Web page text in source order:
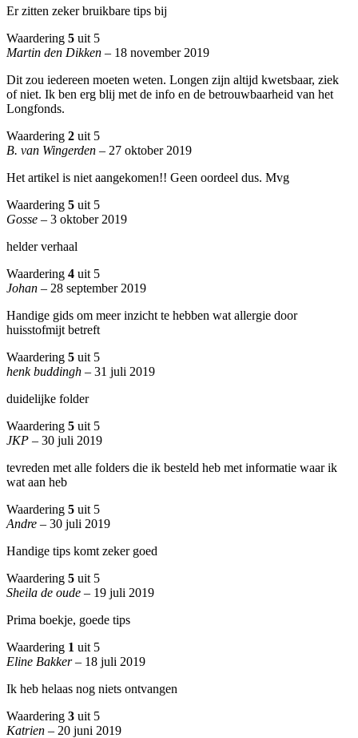
Er zitten zeker bruikbare tips bij
Waardering 5 uit 5
Martin den Dikken – 18 november 2019
Dit zou iedereen moeten weten. Longen zijn altijd kwetsbaar, ziek
of niet. Ik ben erg blij met de info en de betrouwbaarheid van het
Longfonds.
Waardering 2 uit 5
B. van Wingerden – 27 oktober 2019
Het artikel is niet aangekomen!! Geen oordeel dus. Mvg
Waardering 5 uit 5
Gosse – 3 oktober 2019
helder verhaal
Waardering 4 uit 5
Johan – 28 september 2019
Handige gids om meer inzicht te hebben wat allergie door
huisstofmijt betreft
Waardering 5 uit 5
henk buddingh – 31 juli 2019
duidelijke folder
Waardering 5 uit 5
JKP – 30 juli 2019
tevreden met alle folders die ik besteld heb met informatie waar ik
wat aan heb
Waardering 5 uit 5
Andre – 30 juli 2019
Handige tips komt zeker goed
Waardering 5 uit 5
Sheila de oude – 19 juli 2019
Prima boekje, goede tips
Waardering 1 uit 5
Eline Bakker – 18 juli 2019
Ik heb helaas nog niets ontvangen
Waardering 3 uit 5
Katrien – 20 juni 2019